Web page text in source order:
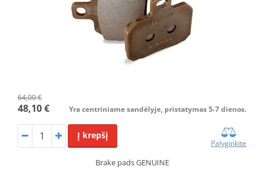
64,00 €
48,10 € Yra centriniame sandėlyje, pristatymas 5-7 dienos.
Į krepšį
Palyginkite
Brake pads GENUINE